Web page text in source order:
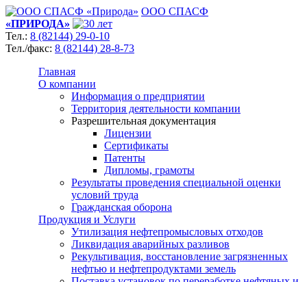
ООО СПАСФ
«ПРИРОДА»
Тел.: 8 (82144) 29-0-10
Тел./факс: 8 (82144) 28-8-73
Главная
О компании
Информация о предприятии
Территория деятельности компании
Разрешительная документация
Лицензии
Сертификаты
Патенты
Дипломы, грамоты
Результаты проведения специальной оценки
условий труда
Гражданская оборона
Продукция и Услуги
Утилизация нефтепромысловых отходов
Ликвидация аварийных разливов
Рекультивация, восстановление загрязненных
нефтью и нефтепродуктами земель